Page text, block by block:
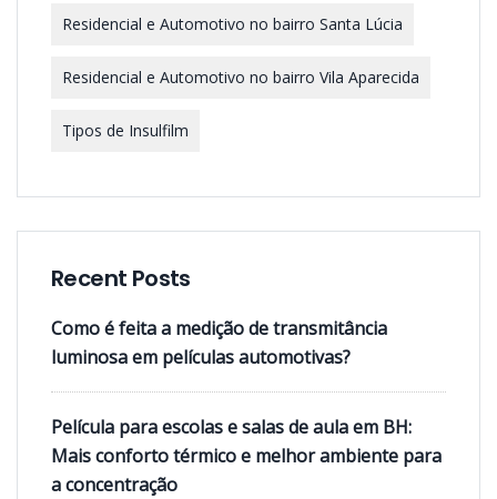
Residencial e Automotivo no bairro Santa Lúcia
Residencial e Automotivo no bairro Vila Aparecida
Tipos de Insulfilm
Recent Posts
Como é feita a medição de transmitância
luminosa em películas automotivas?
Película para escolas e salas de aula em BH:
Mais conforto térmico e melhor ambiente para
a concentração